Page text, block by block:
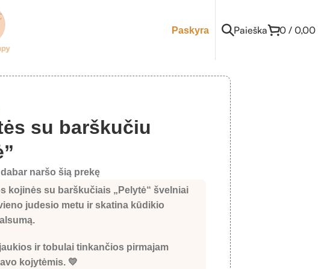
Paskyra Paieška 0 / 0,00
su barškučiu
naršo šią prekę
kojinės su barškučiais „Pelytė“ švelniai
judesio metu ir skatina kūdikio
ir tobulai tinkančios pirmajam
kojytėmis. 💛